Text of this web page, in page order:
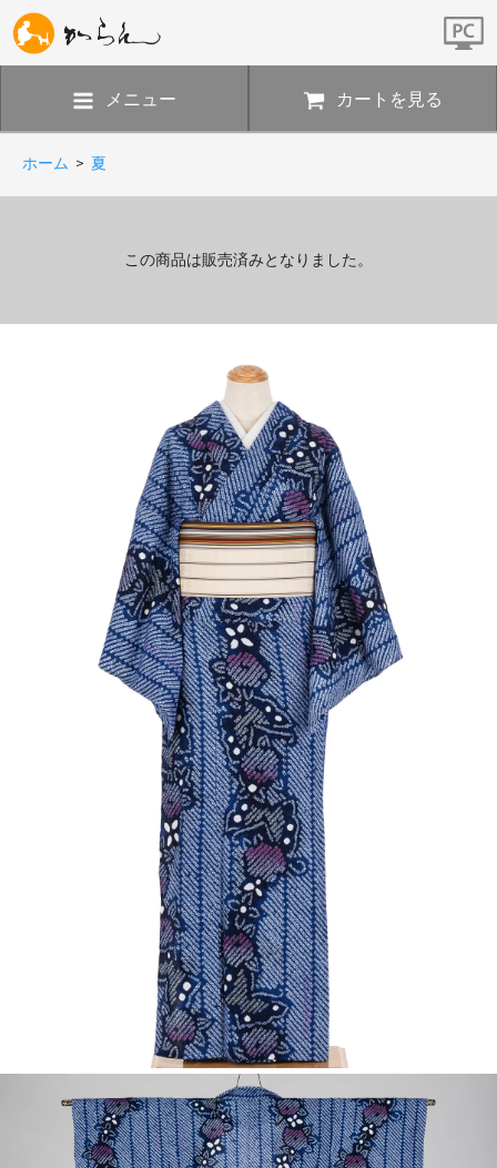
メニュー カートを見る
ホーム > 夏
この商品は販売済みとなりました。